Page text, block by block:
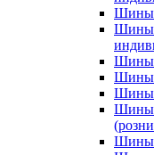
Шины
Шины
Шины
Шины
Шины
Шины
Шины